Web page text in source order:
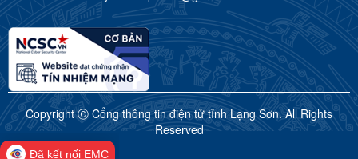
Copyright Ⓒ Cổng thông tin điện tử tỉnh Lạng Sơn. All Rights
Reserved
Đã kết nối EMC